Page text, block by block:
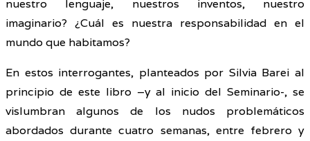
nuestro lenguaje, nuestros inventos, nuestro
imaginario? ¿Cuál es nuestra responsabilidad en el
mundo que habitamos?
En estos interrogantes, planteados por Silvia Barei al
principio de este libro –y al inicio del Seminario-, se
vislumbran algunos de los nudos problemáticos
abordados durante cuatro semanas, entre febrero y